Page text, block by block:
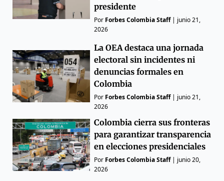
presidente
Por Forbes Colombia Staff| junio 21,
2026
La OEA destaca una jornada
electoral sin incidentes ni
denuncias formales en
Colombia
Por Forbes Colombia Staff| junio 21,
2026
Colombia cierra sus fronteras
para garantizar transparencia
en elecciones presidenciales
Por Forbes Colombia Staff| junio 20,
2026